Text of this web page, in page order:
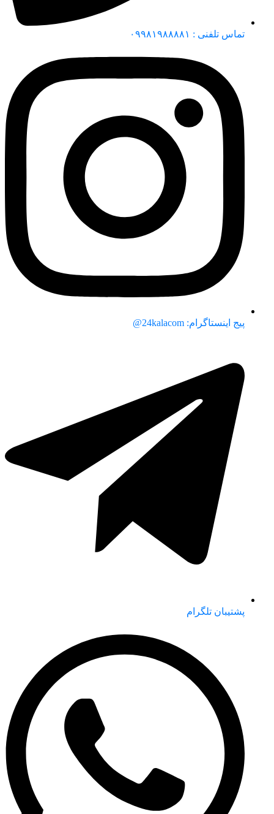
تماس تلفنی : ۰۹۹۸۱۹۸۸۸۸۱
پیج اینستاگرام: 24kalacom@
پشتیبان تلگرام